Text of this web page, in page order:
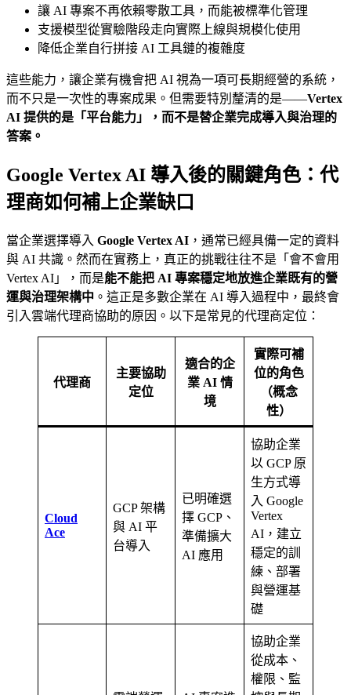
讓 AI 專案不再依賴零散工具，而能被標準化管理
支援模型從實驗階段走向實際上線與規模化使用
降低企業自行拼接 AI 工具鏈的複雜度
這些能力，讓企業有機會把 AI 視為一項可長期經營的系統，
而不只是一次性的專案成果。但需要特別釐清的是——Vertex
AI 提供的是「平台能力」，而不是替企業完成導入與治理的
答案。
Google Vertex AI 導入後的關鍵角色：代
理商如何補上企業缺口
當企業選擇導入 Google Vertex AI ，通常已經具備一定的資料
與 AI 共識。然而在實務上，真正的挑戰往往不是「會不會用
Vertex AI」，而是能不能把 AI 專案穩定地放進企業既有的營
運與治理架構中 。這正是多數企業在 AI 導入過程中，最終會
引入雲端代理商協助的原因。以下是常見的代理商定位：
代理商
主要協助
定位
適合的企
業 AI 情
境
實際可補
位的角色
（概念
性）
Cloud
Ace
GCP 架構
與 AI 平
台導入
已明確選
擇 GCP、
準備擴大
AI 應用
協助企業
以 GCP 原
生方式導
入 Google
Vertex
AI，建立
穩定的訓
練、部署
與營運基
礎
協助企業
從成本、
權限、監